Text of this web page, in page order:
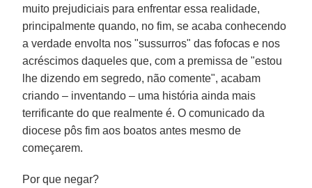
muito prejudiciais para enfrentar essa realidade,
principalmente quando, no fim, se acaba conhecendo
a verdade envolta nos "sussurros" das fofocas e nos
acréscimos daqueles que, com a premissa de "estou
lhe dizendo em segredo, não comente", acabam
criando – inventando – uma história ainda mais
terrificante do que realmente é. O comunicado da
diocese pôs fim aos boatos antes mesmo de
começarem.
Por que negar?